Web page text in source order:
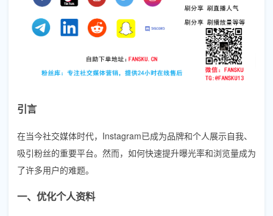
引言
在当今社交媒体时代，Instagram已成为品牌和个人展示自我、
吸引粉丝的重要平台。然而，如何快速提升曝光率和浏览量成为
了许多用户的难题。
一、优化个人资料